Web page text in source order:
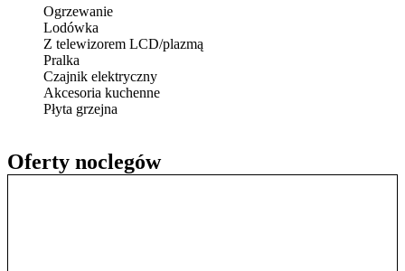
Oferty noclegów
Ogrzewanie
Lodówka
Z telewizorem LCD/plazmą
Pralka
Czajnik elektryczny
Akcesoria kuchenne
Płyta grzejna